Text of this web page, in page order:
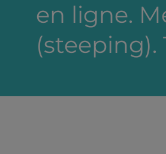
en ligne.
(steeping).